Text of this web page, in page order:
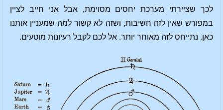
לכך שציירתי מערכת יחסים מסוימת, אבל אני חייב לציין
במפורש שאין לזה חשיבות, ושזה לא קשור למה שמעניין אותנו
כאן. נתייחס לזה מאוחר יותר. אל לכם לקבל רעיונות מוטעים.